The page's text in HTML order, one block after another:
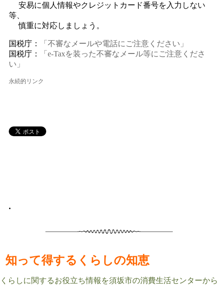
安易に個人情報やクレジットカード番号を入力しない
等、
慎重に対応しましょう。
国税庁：
「不審なメールや電話にご注意ください」
国税庁：
「e-Taxを装った不審なメール等にご注意くださ
い」
永続的リンク
•
知って得するくらしの知恵
くらしに関するお役立ち情報を須坂市の消費生活センターから